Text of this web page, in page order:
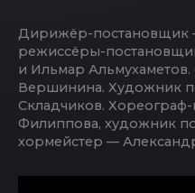
Дирижёр-
режиссёры-
и Ильмар
Вершинина. Художник
Складчиков.
Филиппова, художник
хормейстер —